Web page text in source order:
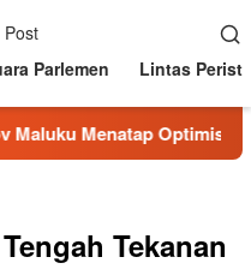
Parlemen Lintas
Menatap Optimistis
Tekanan